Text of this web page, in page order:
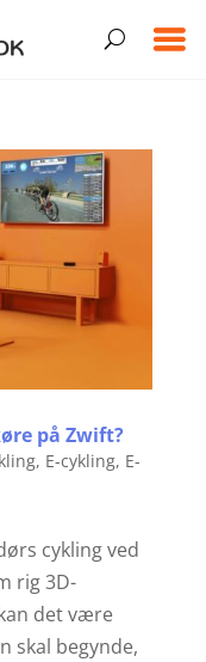
på Zwift?
, E-cykling, E-
cykling ved
rig 3D-
det være
skal begynde,